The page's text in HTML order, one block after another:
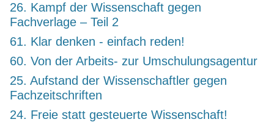
26. Kampf der Wissenschaft gegen
Fachverlage – Teil 2
61. Klar denken - einfach reden!
60. Von der Arbeits- zur Umschulungsagentur
25. Aufstand der Wissenschaftler gegen
Fachzeitschriften
24. Freie statt gesteuerte Wissenschaft!